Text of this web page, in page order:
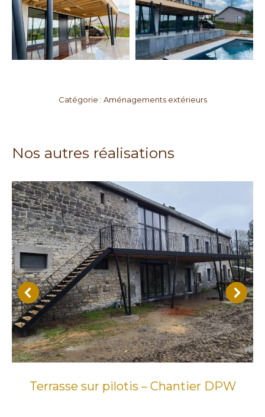
Catégorie : Aménagements extérieurs
Nos autres réalisations
Terrasse sur pilotis – Chantier DPW